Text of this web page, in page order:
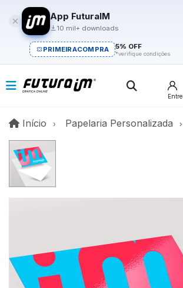
App FuturaIM
10 mil+ downloads
PRIMEIRACOMPRA 5% OFF
*verifique condições
Entre
Início InícioPapelaria Personalizada